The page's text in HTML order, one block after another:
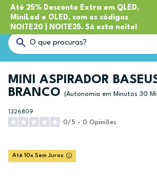
Até 25% Desconto Extra em QLED,
MiniLed e OLED, com os códigos
NOITE20 | NOITE25. Só esta noite!
MINI ASPIRADOR
BRANCO
(Autonomia em Minutos 30
1326809
0/5 - 0 Opiniões
Até 10x Sem Juros